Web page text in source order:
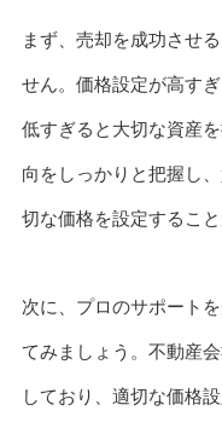
まず、売却を成功させ
せん。価格設定が高す
低すぎると大切な資産
向をしっかりと把握し
切な価格を設定すること
次に、プロのサポート
てみましょう。不動産
しており、適切な価格